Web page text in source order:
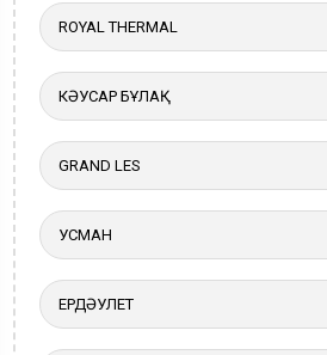
ROYAL THERMAL
КӘУСАР БҰЛАҚ
GRAND LES
УСМАН
ЕРДӘУЛЕТ